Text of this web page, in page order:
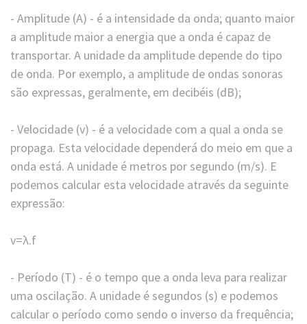
- Amplitude (A) - é a intensidade da onda; quanto maior
a amplitude maior a energia que a onda é capaz de
transportar. A unidade da amplitude depende do tipo
de onda. Por exemplo, a amplitude de ondas sonoras
são expressas, geralmente, em decibéis (dB);
- Velocidade (v) - é a velocidade com a qual a onda se
propaga. Esta velocidade dependerá do meio em que a
onda está. A unidade é metros por segundo (m/s). E
podemos calcular esta velocidade através da seguinte
expressão:
v=λ.f
- Período (T) - é o tempo que a onda leva para realizar
uma oscilação. A unidade é segundos (s) e podemos
calcular o período como sendo o inverso da frequência;